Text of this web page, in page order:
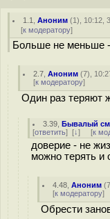
1.1 ,Аноним (1), 10:12,
[к модератору]
Больше не меньше -
2.7 ,Аноним (7),
[к модератору]
Один раз теряют
3.39 ,Бывалый
[ответить] [↓] [к
доверие - не
можно терять и
4.48 ,Аноним (
[к модератору]
Обрести